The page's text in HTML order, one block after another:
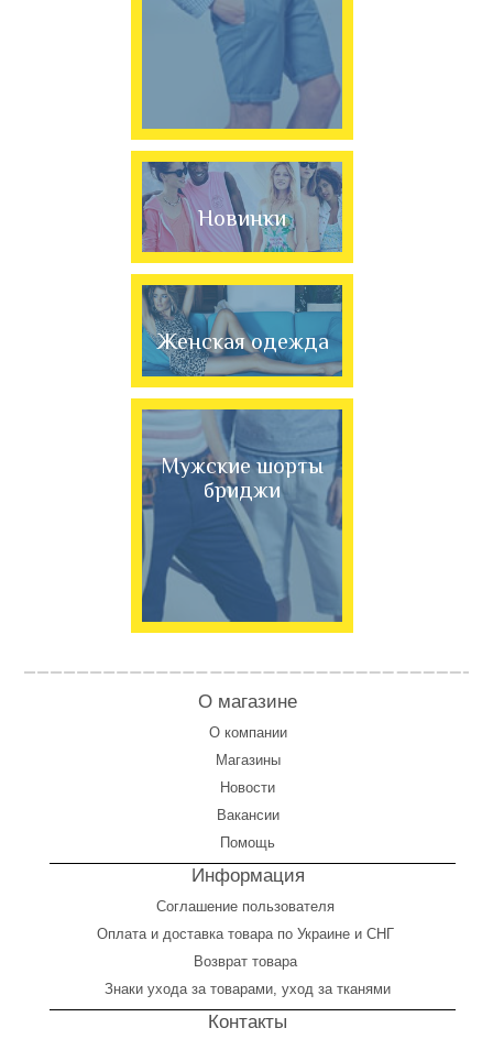
Новинки
Женская одежда
Мужские шорты
бриджи
О магазине
О компании
Магазины
Новости
Вакансии
Помощь
Информация
Соглашение пользователя
Оплатаи доставка товара по Украине и СНГ
Возврат товара
Знаки ухода за товарами, уход за тканями
Контакты